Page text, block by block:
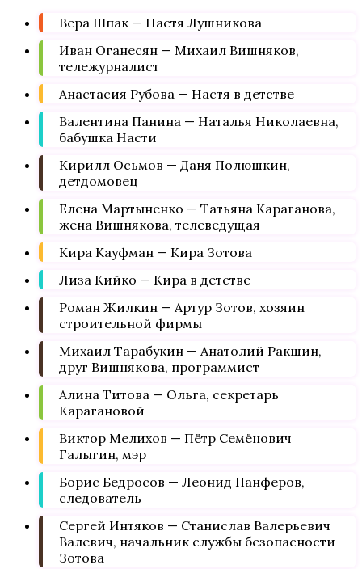
Вера Шпак — Настя Лушникова
Иван Оганесян — Михаил Вишняков,
тележурналист
Анастасия Рубова — Настя в детстве
Валентина Панина — Наталья Николаевна,
бабушка Насти
Кирилл Осьмов — Даня Полюшкин,
детдомовец
Елена Мартыненко — Татьяна Караганова,
жена Вишнякова, телеведущая
Кира Кауфман — Кира Зотова
Лиза Кийко — Кира в детстве
Роман Жилкин — Артур Зотов, хозяин
строительной фирмы
Михаил Тарабукин — Анатолий Ракшин,
друг Вишнякова, программист
Алина Титова — Ольга, секретарь
Карагановой
Виктор Мелихов — Пётр Семёнович
Галыгин, мэр
Борис Бедросов — Леонид Панферов,
следователь
Сергей Интяков — Станислав Валерьевич
Валевич, начальник службы безопасности
Зотова